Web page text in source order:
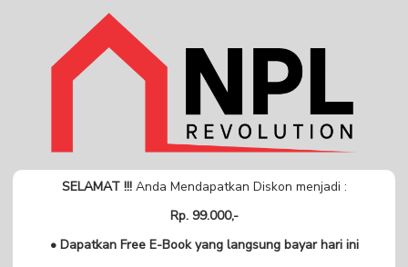
SELAMAT !!!Anda Mendapatkan Diskon menjadi :
Rp. 99.000,-
• Dapatkan Free E-Book yang langsung bayar hari ini